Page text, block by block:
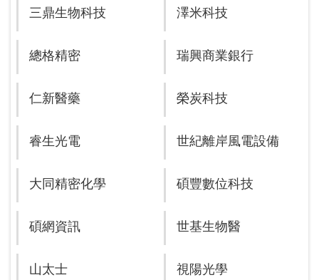
三鼎生物科技 澤米科技
總格精密 瑞興商業銀行
仁新醫藥 榮炭科技
睿生光電 世紀離岸風電設備
大同精密化學 碩豐數位科技
碩網資訊 世基生物醫
山太士 視陽光學